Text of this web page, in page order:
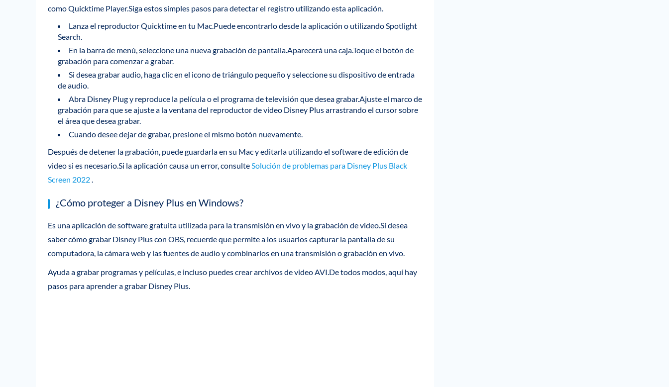
como Quicktime Player.Siga estos simples pasos para detectar el registro utilizando esta aplicación.
Lanza el reproductor Quicktime en tu Mac.Puede encontrarlo desde la aplicación o utilizando Spotlight
Search.
En la barra de menú, seleccione una nueva grabación de pantalla.Aparecerá una caja.Toque el botón de
grabación para comenzar a grabar.
Si desea grabar audio, haga clic en el icono de triángulo pequeño y seleccione su dispositivo de entrada
de audio.
Abra Disney Plug y reproduce la película o el programa de televisión que desea grabar.Ajuste el marco de
grabación para que se ajuste a la ventana del reproductor de video Disney Plus arrastrando el cursor sobre
el área que desea grabar.
Cuando desee dejar de grabar, presione el mismo botón nuevamente.
Después de detener la grabación, puede guardarla en su Mac y editarla utilizando el software de edición de
video si es necesario.Si la aplicación causa un error, consulteSolución de problemas para Disney Plus Black
Screen 2022.
¿Cómo proteger a Disney Plus en Windows?
Es una aplicación de software gratuita utilizada para la transmisión en vivo y la grabación de video.Si desea
saber cómo grabar Disney Plus con OBS, recuerde que permite a los usuarios capturar la pantalla de su
computadora, la cámara web y las fuentes de audio y combinarlos en una transmisión o grabación en vivo.
Ayuda a grabar programas y películas, e incluso puedes crear archivos de video AVI.De todos modos, aquí hay
pasos para aprender a grabar Disney Plus.